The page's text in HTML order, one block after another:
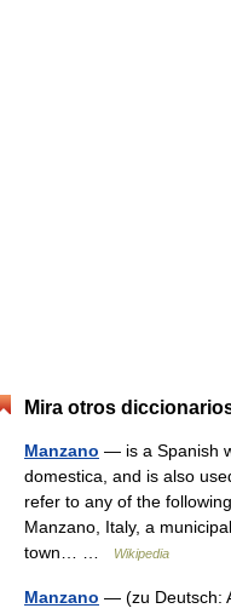
Mira otros
Manzano — is a Spanish
domestica, and is also
refer to any of the
Manzano, Italy, a
town… …
Wikipedia
Manzano — (zu Deutsch: